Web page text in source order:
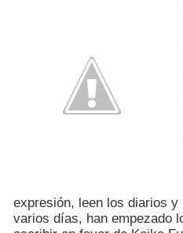
expresión, leen los diarios
varios días, han empezado